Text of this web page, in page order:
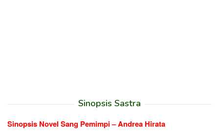
Sinopsis Sastra
Sinopsis Novel Sang Pemimpi – Andrea Hirata